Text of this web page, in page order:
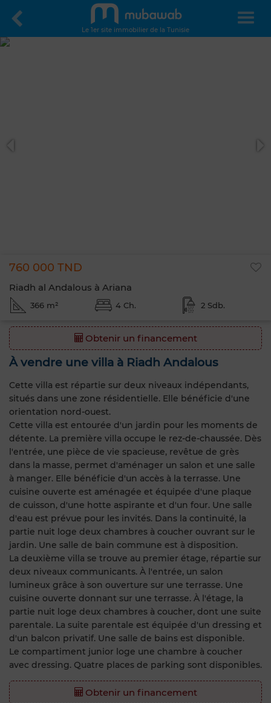
Le 1er site immobilier de la Tunisie
760 000 TND
Riadh al Andalous à Ariana
366 m² 4 Ch. 2 Sdb.
Obtenir un financement
À vendre une villa à Riadh Andalous
Cette villa est répartie sur deux niveaux indépendants,
situés dans une zone résidentielle. Elle bénéficie d'une
orientation nord-ouest.
Cette villa est entourée d'un jardin pour les moments de
détente. La première villa occupe le rez-de-chaussée. Dès
l'entrée, une pièce de vie spacieuse, revêtue de grès
dans la masse, permet d'aménager un salon et une salle
à manger. Elle bénéficie d'un accès à la terrasse. Une
cuisine ouverte est aménagée et équipée d'une plaque
de cuisson, d'une hotte aspirante et d'un four. Une salle
d'eau est prévue pour les invités. Dans la continuité, la
partie nuit loge deux chambres à coucher ouvrant sur le
jardin. Une salle de bain commune est à disposition.
La deuxième villa se trouve au premier étage, répartie sur
deux niveaux communicants. À l'entrée, un salon
lumineux grâce à son ouverture sur une terrasse. Une
cuisine ouverte donnant sur une terrasse. À l'étage, la
partie nuit loge deux chambres à coucher, dont une suite
parentale. La suite parentale est équipée d'un dressing et
d'un balcon privatif. Une salle de bains est disponible.
Le compartiment junior loge une chambre à coucher
avec dressing. Quatre places de parking sont disponibles.
Obtenir un financement